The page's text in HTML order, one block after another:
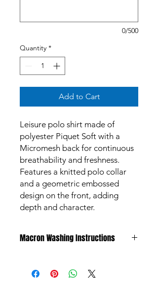
0/500
Quantity *
Add to Cart
Leisure polo shirt made of
polyester Piquet Soft with a
Micromesh back for continuous
breathability and freshness.
Features a knitted polo collar
and a geometric embossed
design on the front, adding
depth and character.
Macron Washing Instructions
highest standards and are subject to
strict quality control procedures.